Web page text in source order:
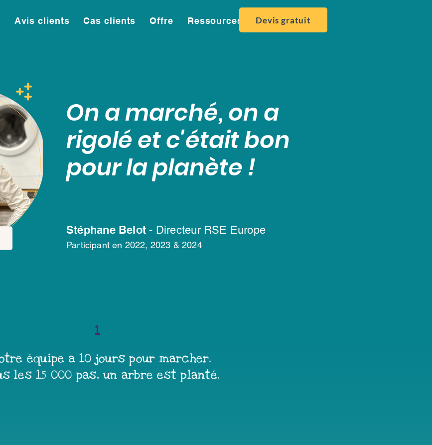
Avis clients Cas clients Offre Ressources Contact
Devis gratuit
1
équipe a 10 jours pour marcher.
les 15 000 pas, un arbre est planté.
On a marché, on a
rigolé et c'était bon
pour la planète !
Stéphane Belot - Directeur RSE Europe
Participanten 2022, 2023 & 2024